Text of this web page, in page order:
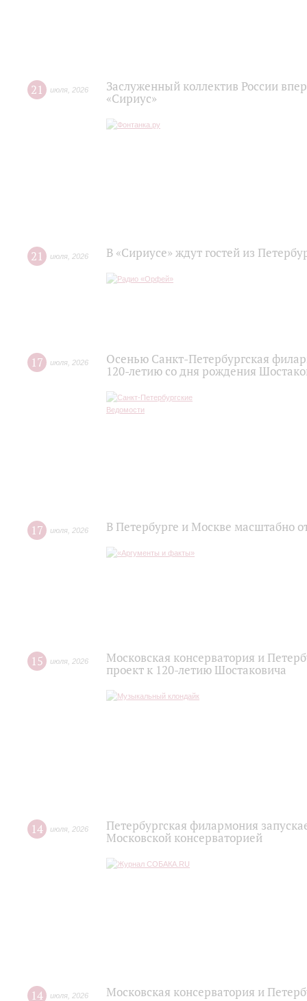
21 июля 2026
Заслуженный коллектив России
«Сириус»
21 июля 2026 В «Сириусе» ждут гостей из
17 июля 2026
Осенью Санкт-Петербургская
120‑летию со дня рождения
17 июля 2026 В Петербурге и Москве масштабно
15 июля 2026
Московская консерватория и
проект к 120-летию Шостаковича
14 июля 2026
Петербургская филармония
Московской консерваторией
14 июля 2026
Московская консерватория и